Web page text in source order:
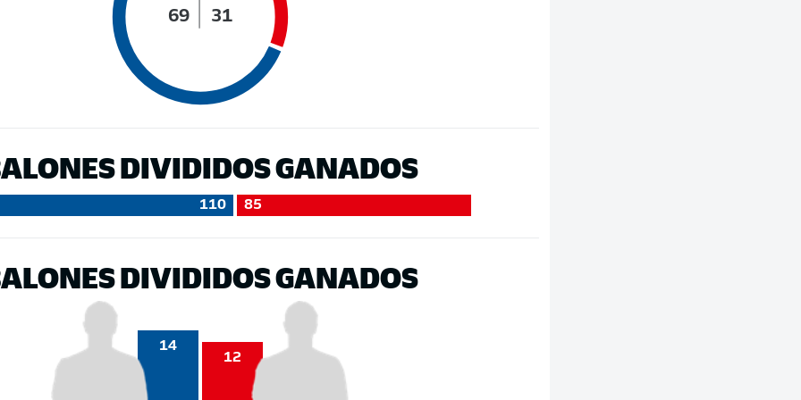
69 31
DIVIDIDOS GANADOS
110 85
DIVIDIDOS GANADOS
14
12